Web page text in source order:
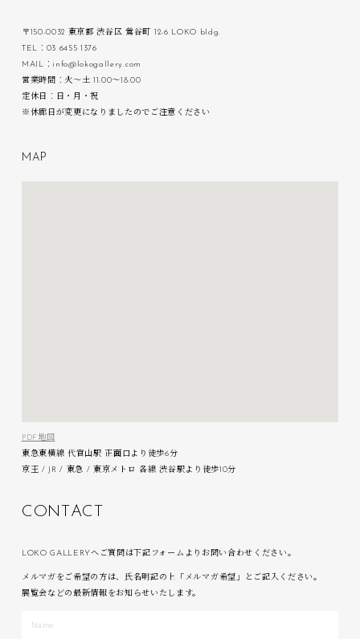
〒150-0032 東京都 渋谷区 鶯谷町 12-6 LOKO bldg.
TEL：03 6455 1376
MAIL：info@lokogallery.com
営業時間：火〜土 11:00〜18:00
定休日：日・月・祝
※休廊日が変更になりましたのでご注意ください
M A P
PDF地図
東急東横線 代官山駅 正面口より徒歩6分
京王 / JR / 東急 / 東京メトロ 各線 渋谷駅より徒歩10分
C ON T AC T
LOKO GALLERYへご質問は下記フォームよりお問い合わせください。
メルマガをご希望の方は、氏名明記の上「メルマガ希望」とご記入ください。
展覧会などの最新情報をお知らせいたします。